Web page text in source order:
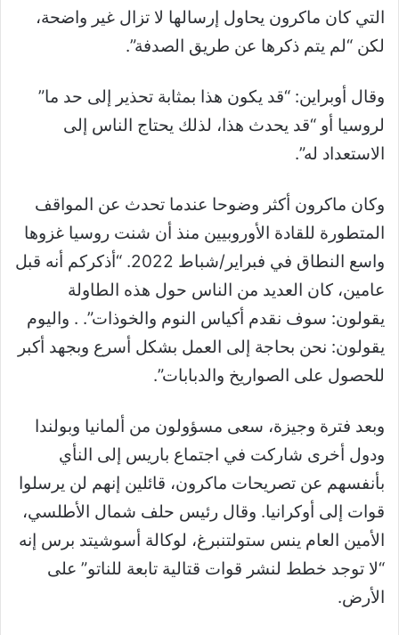
التي كان ماكرون يحاول إرسالها لا تزال غير واضحة،
لكن “لم يتم ذكرها عن طريق الصدفة”.
وقال أوبراين: “قد يكون هذا بمثابة تحذير إلى حد ما”
لروسيا أو “قد يحدث هذا، لذلك يحتاج الناس إلى
الاستعداد له”.
وكان ماكرون أكثر وضوحا عندما تحدث عن المواقف
المتطورة للقادة الأوروبيين منذ أن شنت روسيا غزوها
واسع النطاق في فبراير/شباط 2022. “أذكركم أنه قبل
عامين، كان العديد من الناس حول هذه الطاولة
يقولون: سوف نقدم أكياس النوم والخوذات”. . واليوم
يقولون: نحن بحاجة إلى العمل بشكل أسرع وبجهد أكبر
للحصول على الصواريخ والدبابات”.
وبعد فترة وجيزة، سعى مسؤولون من ألمانيا وبولندا
ودول أخرى شاركت في اجتماع باريس إلى النأي
بأنفسهم عن تصريحات ماكرون، قائلين إنهم لن يرسلوا
قوات إلى أوكرانيا. وقال رئيس حلف شمال الأطلسي،
الأمين العام ينس ستولتنبرغ، لوكالة أسوشيتد برس إنه
“لا توجد خطط لنشر قوات قتالية تابعة للناتو” على
الأرض.